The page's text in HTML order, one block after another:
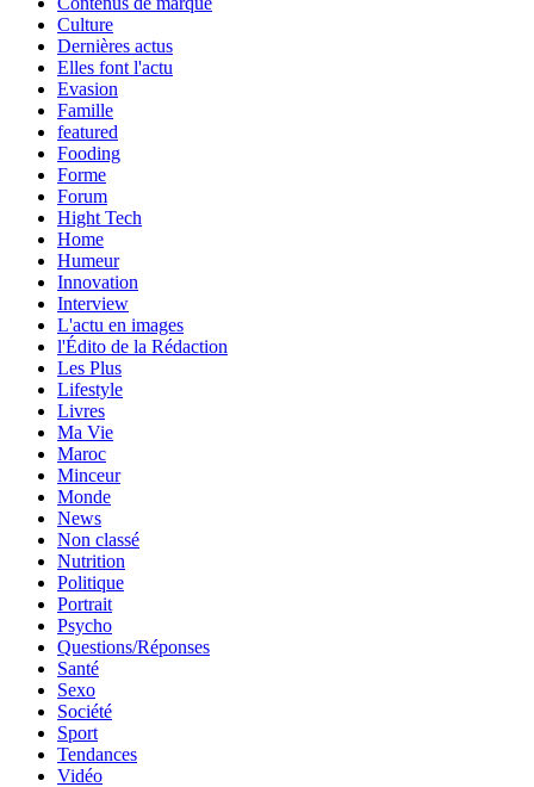
Culture
Dernières actus
Elles font l'actu
Evasion
Famille
featured
Fooding
Forme
Forum
Hight Tech
Home
Humeur
Innovation
Interview
L'actu en images
l'Édito de la Rédaction
Les Plus
Lifestyle
Livres
Ma Vie
Maroc
Minceur
Monde
News
Non classé
Nutrition
Politique
Portrait
Psycho
Questions/Réponses
Santé
Sexo
Société
Sport
Tendances
Vidéo